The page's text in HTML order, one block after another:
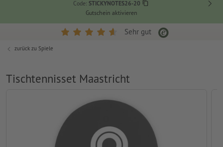
Code: STICKYNOTES26-20
Gutschein aktivieren
Sehr gut
zurück zu Spiele
Tischtennisset Maastricht